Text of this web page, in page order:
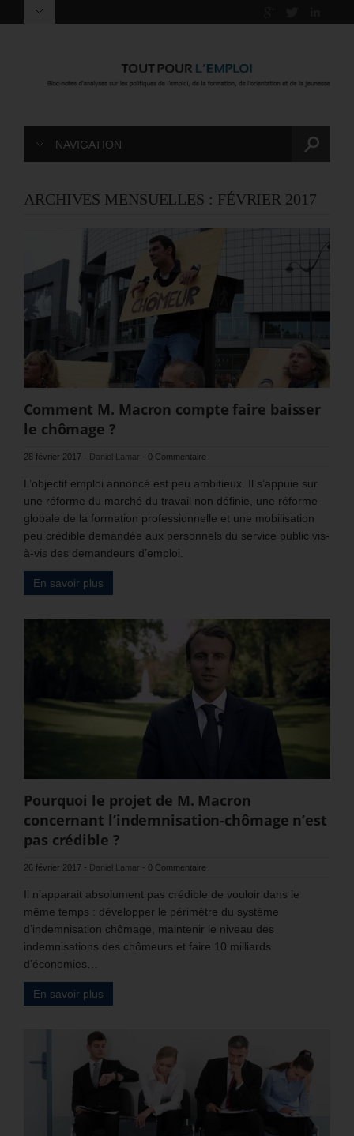
NAVIGATION
ARCHIVES MENSUELLES : FÉVRIER 2017
Comment M. Macron compte faire baisser
le chômage ?
28 février 2017 - Daniel Lamar - 0 Commentaire
L’objectif emploi annoncé est peu ambitieux. Il s’appuie sur
une réforme du marché du travail non définie, une réforme
globale de la formation professionnelle et une mobilisation
peu crédible demandée aux personnels du service public vis-
à-vis des demandeurs d’emploi.
En savoir plus
Pourquoi le projet de M. Macron
concernant l’indemnisation-chômage n’est
pas crédible ?
26 février 2017 - Daniel Lamar - 0 Commentaire
Il n’apparait absolument pas crédible de vouloir dans le
même temps : développer le périmètre du système
d’indemnisation chômage, maintenir le niveau des
indemnisations des chômeurs et faire 10 milliards
d’économies…
En savoir plus